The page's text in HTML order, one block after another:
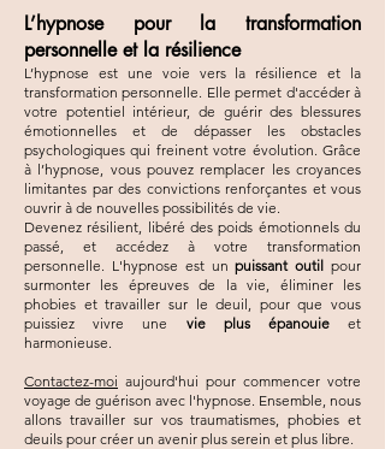
L’hypnose pour la transformation
personnelle et la résilience
L’hypnose est une voie vers la résilience et la
transformation personnelle. Elle permet d'accéder à
votre potentiel intérieur, de guérir des blessures
émotionnelles et de dépasser les obstacles
psychologiques qui freinent votre évolution. Grâce
à l’hypnose, vous pouvez remplacer les croyances
limitantes par des convictions renforçantes et vous
ouvrir à de nouvelles possibilités de vie.
Devenez résilient, libéré des poids émotionnels du
passé, et accédez à votre transformation
personnelle. L'hypnose est unpuissant outilpour
surmonter les épreuves de la vie, éliminer les
phobies et travailler sur le deuil, pour que vous
puissiez vivre une vie plus épanouieet
harmonieuse.
Contactez-moi aujourd'hui pour commencer votre
voyage de guérison avec l'hypnose. Ensemble, nous
allons travailler sur vos traumatismes, phobies et
deuils pour créer un avenir plus serein et plus libre.